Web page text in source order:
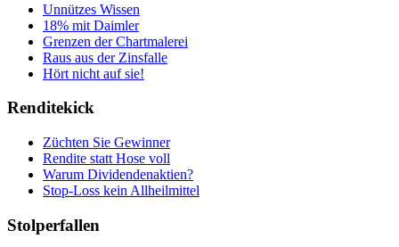
Unnützes Wissen
18% mit Daimler
Grenzen der Chartmalerei
Raus aus der Zinsfalle
Hört nicht auf sie!
Renditekick
Züchten Sie Gewinner
Rendite statt Hose voll
Warum Dividendenaktien?
Stop-Loss kein Allheilmittel
Stolperfallen